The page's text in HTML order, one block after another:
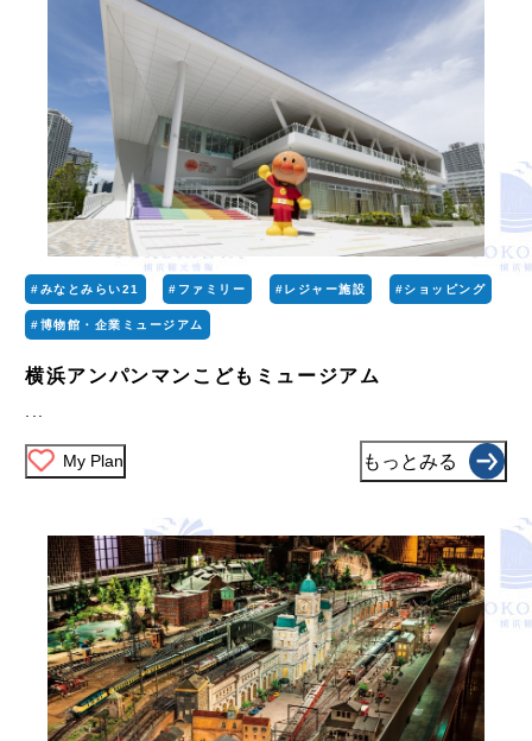
#みなとみらい21 #ファミリー #レジャー施設 #ショッピング
#博物館・企業ミュージアム
横浜アンパンマンこどもミュージアム
My Plan もっとみる